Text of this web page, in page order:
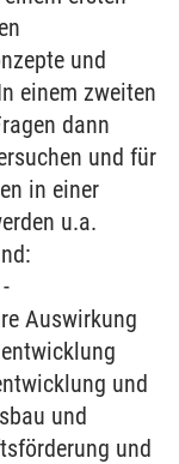
und
einem zweiten
dann
und für
in einer
u.a.
Auswirkung
und
und
und